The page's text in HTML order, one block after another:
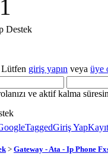
Lütfen giriş yapın veya üye
ve aktif kalma
Giriş YapKayıt
> Gateway - Ata - Ip Phone